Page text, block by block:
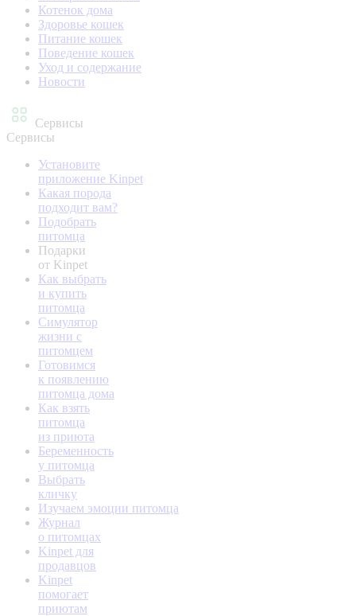
Котенок дома
Здоровье кошек
Питание кошек
Поведение кошек
Уход и содержание
Новости
Сервисы
Сервисы
Установите
приложение Kinpet
Какая порода
подходит вам?
Подобрать
питомца
Подарки
от Kinpet
Как выбрать
и купить
питомца
Симулятор
жизни с
питомцем
Готовимся
к появлению
питомца дома
Как взять
питомца
из приюта
Беременность
у питомца
Выбрать
кличку
Изучаем эмоции питомца
Журнал
о питомцах
Kinpet для
продавцов
Kinpet
помогает
приютам